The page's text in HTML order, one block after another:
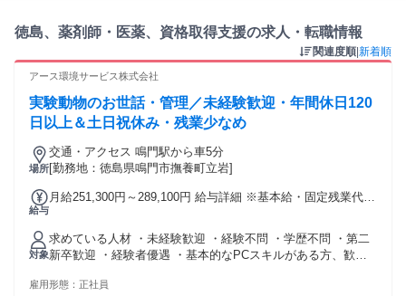
徳島、薬剤師・医薬、資格取得支援の求人・転職情報
関連度順 新着順
アース環境サービス株式会社
実験動物のお世話・管理／未経験歓迎・年間休日120
日以上＆土日祝休み・残業少なめ
場所
交通・アクセス 鳴門駅から車5分
[勤務地：徳島県鳴門市撫養町立岩]
給与
月給251,300円～289,100円 給与詳細 ※基本給・固定残業代の
あり 1ヶ月あたり1万8300円 〜 2万1100円（固定残業時間：1
ヶ月あたり10時間） 固定残業時間を超えた勤務時間について
は別途残業代を支給する 【一律手当】 全員に一律で支払われ
る通勤・皆勤・家族手当金額：なし 全員に一律で支払われる
対象
求めている人材 ・未経験歓迎 ・経験不問 ・学歴不問 ・第二
新卒歓迎 ・経験者優遇 ・基本的なPCスキルがある方、歓迎
な方にぴったり！ ・コツもく作業が得意 ・未経験から挑戦し
雇用形態： 正社員